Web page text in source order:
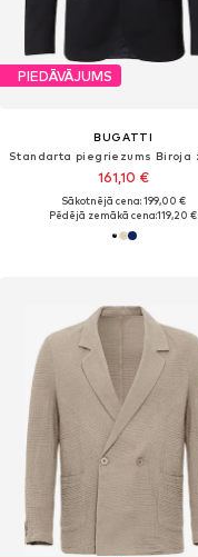
PIEDĀVĀJUMS
BUGATTI
161,10 €
Sākotnējā cena: 199,00 €
Pēdējā zemākā cena:119,20 €